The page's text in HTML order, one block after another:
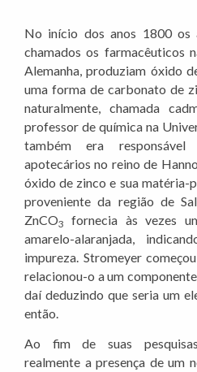
No início dos anos 1800 os
chamados os farmacêuticos
Alemanha, produziam óxido
uma forma de carbonato de
naturalmente, chamada
professor de química na
também era
apotecários no reino de
óxido de zinco e sua matéria-
proveniente da região de
ZnCO3
fornecia às vezes
amarelo-alaranjada,
impureza. Stromeyer
relacionou-o a um
daí deduzindo que seria um
então.
Ao fim de suas
realmente a presença de um